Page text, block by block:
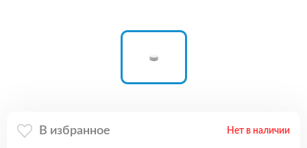
В избранное Нет в наличии